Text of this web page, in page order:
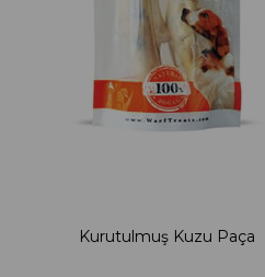
Kurutulmuş Kuzu Paça